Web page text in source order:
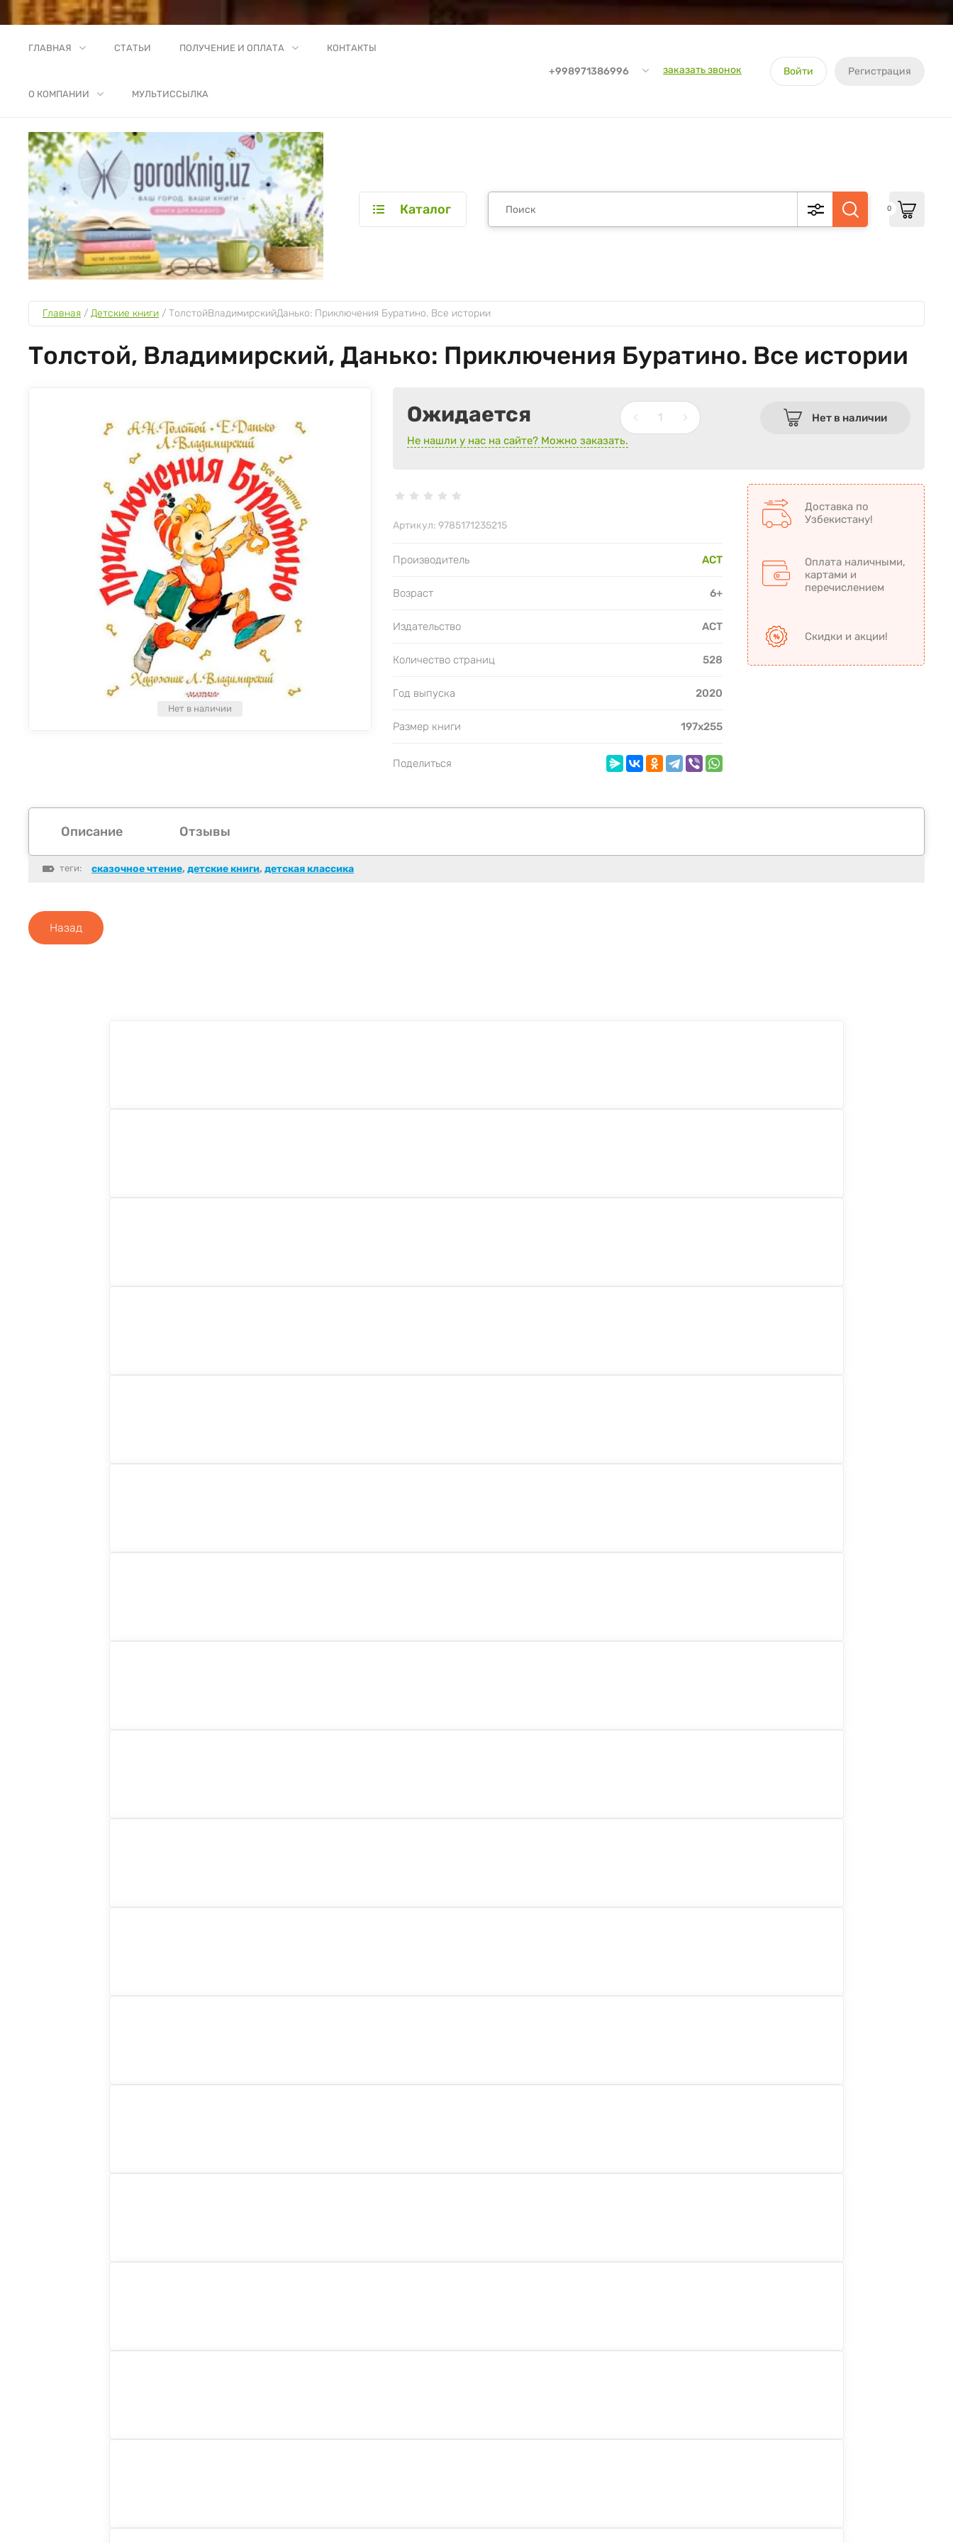
ГЛАВНАЯ СТАТЬИ ПОЛУЧЕНИЕ И ОПЛАТА КОНТАКТЫ
О КОМПАНИИ МУЛЬТИССЫЛКА
+998971386996 заказать звонок Войти Регистрация
Каталог 0
Главная / Детские книги / ТолстойВладимирскийДанько: Приключения Буратино. Все истории
Толстой, Владимирский, Данько: Приключения Буратино. Все истории
Нет в наличии
Ожидается
Нет в наличии
Не нашли у нас на сайте? Можно заказать.
Артикул: 9785171235215
Производитель АСТ
Возраст 6+
Издательство АСТ
Количество страниц 528
Год выпуска 2020
Размер книги 197х255
Поделиться
Доставка по
Узбекистану!
Оплата наличными,
картами и
перечислением
Скидки и акции!
Описание Отзывы
теги: сказочное чтение, детские книги, детская классика
Назад